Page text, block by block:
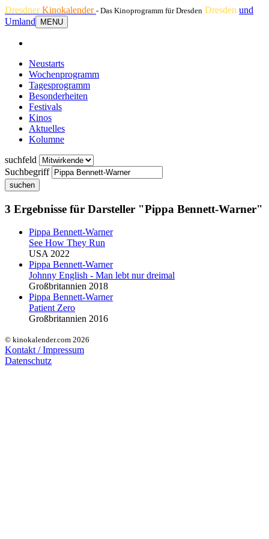
DresdnerKinokalender - Das Kinoprogramm für Dresden Dresden und
Umland
MENU
Neustarts
Wochenprogramm
Tagesprogramm
Besonderheiten
Festivals
Kinos
Aktuelles
Kolumne
suchfeld
Suchbegriff
suchen
3 Ergebnisse für Darsteller "Pippa Bennett-Warner"
Pippa Bennett-Warner
See How They Run
USA 2022
Pippa Bennett-Warner
Johnny English - Man lebt nur dreimal
Großbritannien 2018
Pippa Bennett-Warner
Patient Zero
Großbritannien 2016
© kinokalender.com 2026
Kontakt / Impressum
Datenschutz